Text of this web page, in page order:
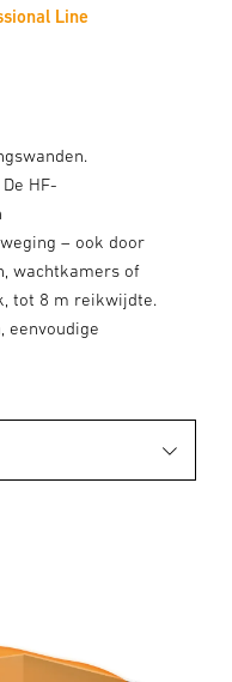
Line
HF-
– ook door
wachtkamers of
tot 8 m reikwijdte.
eenvoudige